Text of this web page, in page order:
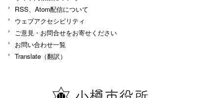
RSS、Atom配信について
ウェブアクセシビリティ
ご意見・お問合せをお寄せください
お問い合わせ一覧
Translate（翻訳）